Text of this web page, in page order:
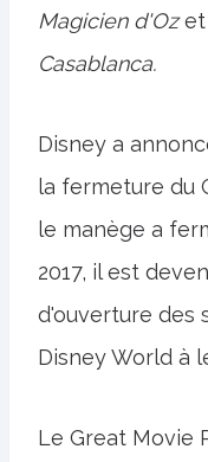
Magicien d'Ozet
Casablanca.
Disney a
la fermeture du
le manège a
2017, il est
d'ouverture des
Disney World à
Le Great Movie